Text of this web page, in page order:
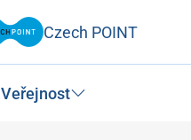
Czech POINT
Veřejnost